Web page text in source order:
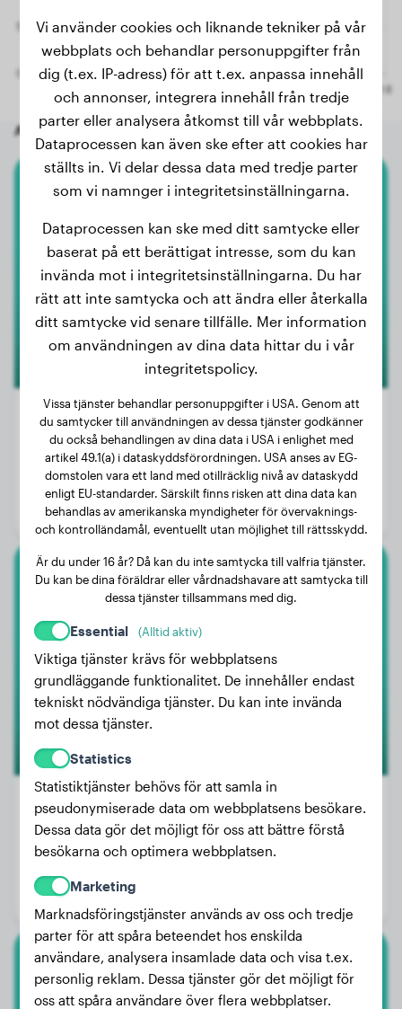
Andra slumpmässiga hundar
Husky
Trixie
1
Vikt:
27 kg
Ålder:
2 år, 6 månader
Kön:
Honhund
Newfoundlandshunden
Belle
Vikt:
Ålder:
Kön:
Engelsk Bulldogg
Vi använder cookies och liknande tekniker på vår
webbplats och behandlar personuppgifter från
dig (t.ex. IP-adress) för att t.ex. anpassa innehåll
och annonser, integrera innehåll från tredje
parter eller analysera åtkomst till vår webbplats.
Dataprocessen kan även ske efter att cookies har
ställts in. Vi delar dessa data med tredje parter
som vi namnger i integritetsinställningarna.
Dataprocessen kan ske med ditt samtycke eller
baserat på ett berättigat intresse, som du kan
invända mot i integritetsinställningarna. Du har
rätt att inte samtycka och att ändra eller återkalla
ditt samtycke vid senare tillfälle. Mer information
om användningen av dina data hittar du i vår
integritetspolicy.
Vissa tjänster behandlar personuppgifter i USA. Genom att
du samtycker till användningen av dessa tjänster godkänner
du också behandlingen av dina data i USA i enlighet med
artikel 49.1(a) i dataskyddsförordningen. USA anses av EG-
domstolen vara ett land med otillräcklig nivå av dataskydd
enligt EU-standarder. Särskilt finns risken att dina data kan
behandlas av amerikanska myndigheter för övervaknings-
och kontrolländamål, eventuellt utan möjlighet till rättsskydd.
Är du under 16 år? Då kan du inte samtycka till valfria tjänster.
Du kan be dina föräldrar eller vårdnadshavare att samtycka till
dessa tjänster tillsammans med dig.
Essential (Alltid aktiv)
Viktiga tjänster krävs för webbplatsens
grundläggande funktionalitet. De innehåller endast
tekniskt nödvändiga tjänster. Du kan inte invända
mot dessa tjänster.
Statistics
Statistiktjänster behövs för att samla in
pseudonymiserade data om webbplatsens besökare.
Dessa data gör det möjligt för oss att bättre förstå
besökarna och optimera webbplatsen.
Marketing
Marknadsföringstjänster används av oss och tredje
parter för att spåra beteendet hos enskilda
användare, analysera insamlade data och visa t.ex.
personlig reklam. Dessa tjänster gör det möjligt för
oss att spåra användare över flera webbplatser.